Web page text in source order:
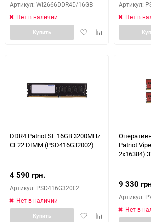
Артикул: WI2666DDR4D/16GB
Нет в наличии
ДобавитьДобавить
Купить
Артикул:
Нет в
DDR4 Patriot SL 16GB 3200MHz
CL22 DIMM (PSD416G32002)
4 590 грн.
Артикул: PSD416G32002
Нет в наличии
ДобавитьДобавить
Купить
Patriot
2x16384)
9 330
Артикул:
Нет в